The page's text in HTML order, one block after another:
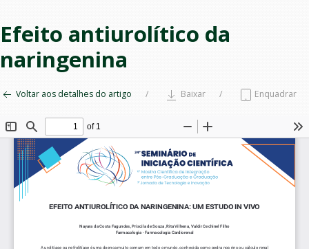
Efeito antiurolítico da
naringenina
Voltar aos detalhes do artigo Baixar Enquadrar